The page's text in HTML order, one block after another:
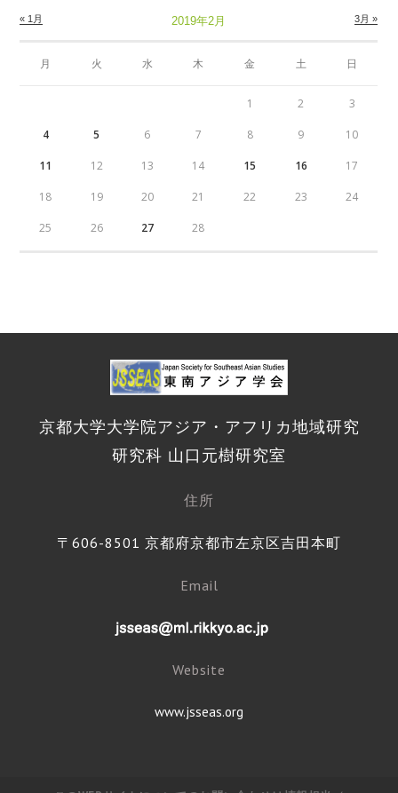
2019年2月
月 火 水 木 金 土 日
« 1月 3月 »
1 2 3
4 5 6 7 8 9 10
11 12 13 14 15 16 17
18 19 20 21 22 23 24
25 26 27 28
京都大学大学院アジア・アフリカ地域研究
研究科 山口元樹研究室
住所
〒606-8501 京都府京都市左京区吉田本町
Email
Website
www.jsseas.org